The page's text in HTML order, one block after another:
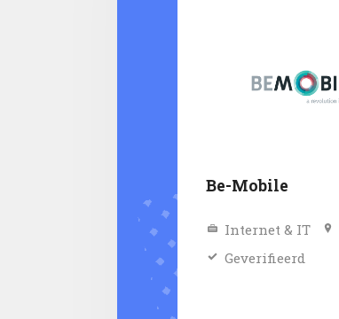
Be-Mobile
Internet & IT
Geverifieerd